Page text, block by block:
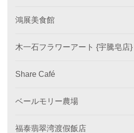
鴻展美食館
木一石フラワーアート {宇騰皂店}
Share Café
ベールモリー農場
福泰翡翠湾渡假飯店